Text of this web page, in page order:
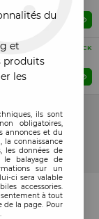
2020 rouge
EN STOCK
2020 noir
du
et
produits
les
ils sont
obligatoires,
annonces et du
la connaissance
les données de
le balayage de
sur un
ci sera valable
accessories.
à tout
la page. Pour